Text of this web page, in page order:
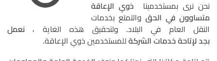
نحن نرى بمستخدمينا ذوي الإعاقة
متساوون في الحق والتمتع بخدمات
النقل العام في البلاد. ولتحقيق هذه الغاية ، نعمل
بجد لإتاحة خدمات الشركة للمستخدمين ذوي الإعاقة.